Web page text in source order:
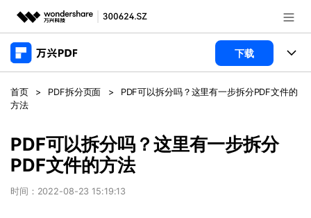
推荐产品
实用工具
政企服务
关于万兴
加入我们
下载
产品
万兴PDF Windows版
万兴PDF Mac版
PDF新功能
PDF编辑器
商业合作
学校&教育
帮助中心
首页 > PDF拆分页面 >
PDF可以拆分吗？这里有一步拆分PDF文件的
方法
PDF可以拆分吗？这里有一步拆分
PDF文件的方法
时间：2022-08-23 15:19:13